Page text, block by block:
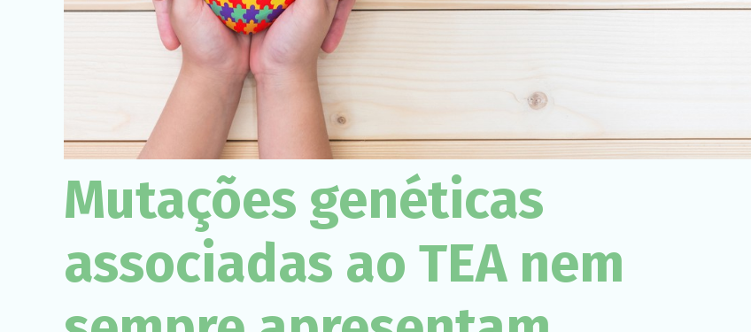
Mutações genéticas
associadas ao TEA nem
do site.